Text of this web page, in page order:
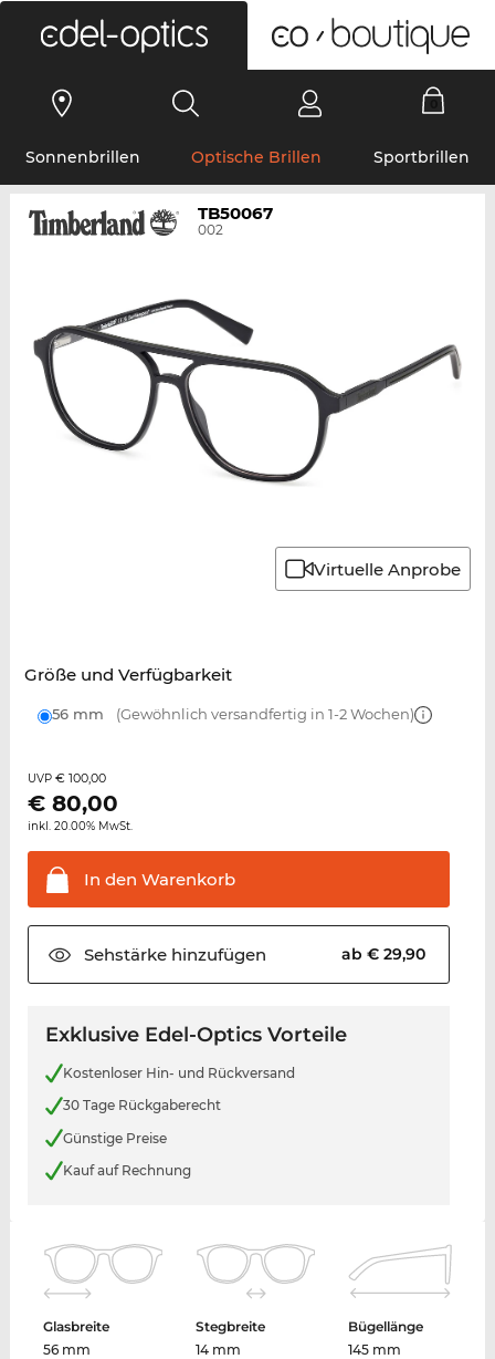
Sonnenbrillen Optische Brillen Sportbrillen
TB50067
002
Virtuelle Anprobe
Größe und Verfügbarkeit
56 mm (Gewöhnlich versandfertig in 1-2 Wochen)
UVP € 100,00
€ 80,00
inkl. 20.00% MwSt.
In den Warenkorb
Sehstärkehinzufügen ab € 29,90
Exklusive Edel-Optics Vorteile
Kostenloser Hin- und Rückversand
30 Tage Rückgaberecht
Günstige Preise
Kauf auf Rechnung
Glasbreite
56 mm
Stegbreite
14 mm
Bügellänge
145 mm